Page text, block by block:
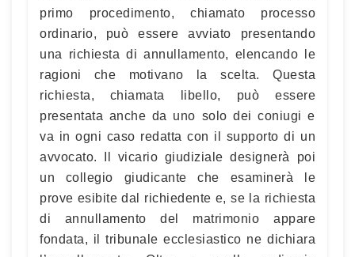
primo procedimento, chiamato processo
ordinario, può essere avviato presentando
una richiesta di annullamento, elencando le
ragioni che motivano la scelta. Questa
richiesta, chiamata libello, può essere
presentata anche da uno solo dei coniugi e
va in ogni caso redatta con il supporto di un
avvocato. Il vicario giudiziale designerà poi
un collegio giudicante che esaminerà le
prove esibite dal richiedente e, se la richiesta
di annullamento del matrimonio appare
fondata, il tribunale ecclesiastico ne dichiara